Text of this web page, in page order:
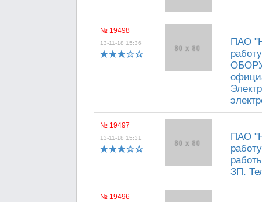
№ 19498
13-11-18 15:36
ПАО
№ 19497
13-11-18 15:31
ПАО
ЗП.
№ 19496